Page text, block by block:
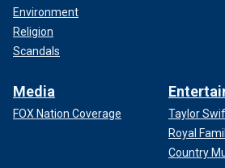
Environment
Religion
Scandals
Media
FOX Nation Coverage
Taylor
Royal
Country